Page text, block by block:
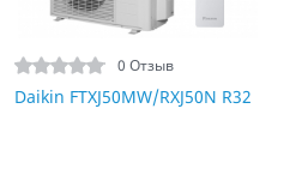
0 Отзыв
Daikin FTXJ50MW/RXJ50N R32